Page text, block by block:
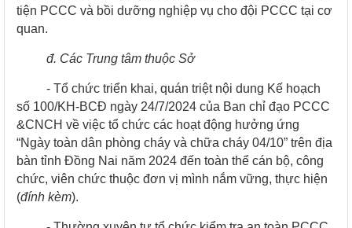
tiện PCCC và bồi dưỡng nghiệp vụ cho đội PCCC tại cơ
quan.
đ. Các Trung tâm thuộc Sở
- Tổ chức triển khai, quán triệt nội dung Kế hoạch
số 100/KH-BCĐ ngày 24/7/2024 của Ban chỉ đạo PCCC
&CNCH về việc tổ chức các hoạt động hưởng ứng
“Ngày toàn dân phòng cháy và chữa cháy 04/10” trên địa
bàn tỉnh Đồng Nai năm 2024 đến toàn thể cán bộ, công
chức, viên chức thuộc đơn vị mình nắm vững, thực hiện
(đính kèm).